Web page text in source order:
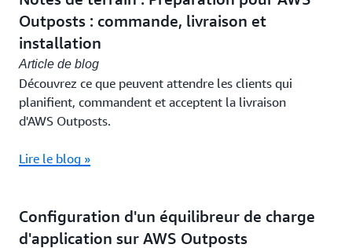
Outposts : commande, livraison et
installation
Article de blog
Découvrez ce que peuvent attendre les clients qui
planifient, commandent et acceptent la livraison
d'AWS Outposts.
Lire le blog »
Configuration d'un équilibreur de charge
d'application sur AWS Outposts